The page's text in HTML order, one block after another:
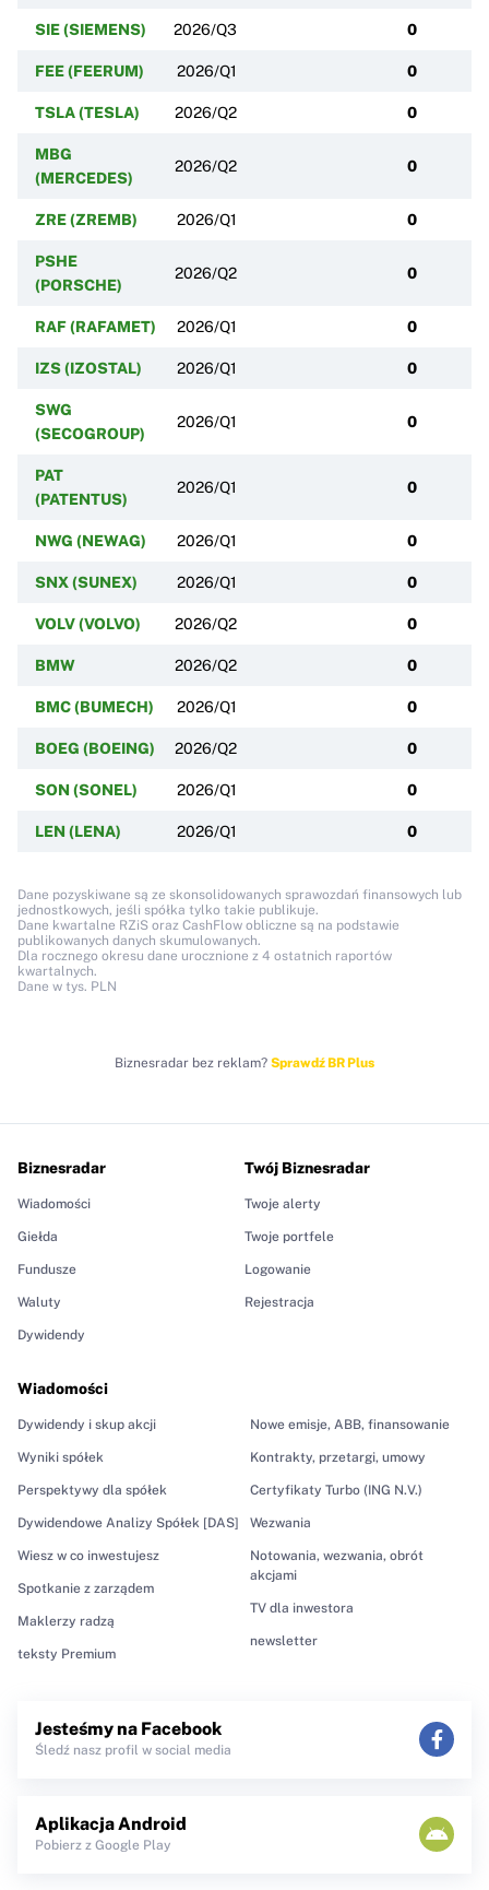
SIE (SIEMENS) 2026/Q3 0
FEE (FEERUM) 2026/Q1 0
TSLA (TESLA) 2026/Q2 0
MBG
(MERCEDES)
2026/Q2 0
ZRE (ZREMB) 2026/Q1 0
PSHE
(PORSCHE)
2026/Q2 0
RAF (RAFAMET) 2026/Q1 0
IZS (IZOSTAL) 2026/Q1 0
SWG
(SECOGROUP)
2026/Q1 0
PAT
(PATENTUS)
2026/Q1 0
NWG (NEWAG) 2026/Q1 0
SNX (SUNEX) 2026/Q1 0
VOLV (VOLVO) 2026/Q2 0
BMW 2026/Q2 0
BMC (BUMECH) 2026/Q1 0
BOEG (BOEING) 2026/Q2 0
SON (SONEL) 2026/Q1 0
LEN (LENA) 2026/Q1 0
Dane pozyskiwane są ze skonsolidowanych sprawozdań finansowych lub
jednostkowych, jeśli spółka tylko takie publikuje.
Dane kwartalne RZiS oraz CashFlow obliczne są na podstawie
publikowanych danych skumulowanych.
Dla rocznego okresu dane urocznione z 4 ostatnich raportów
kwartalnych.
Dane w tys. PLN
Biznesradar bez reklam? Sprawdź BR Plus
Biznesradar
Wiadomości
Giełda
Fundusze
Waluty
Dywidendy
Wiadomości
Dywidendy i skup akcji
Wyniki spółek
Perspektywy dla spółek
Dywidendowe Analizy Spółek [DAS]
Wiesz w co inwestujesz
Spotkanie z zarządem
Maklerzy radzą
teksty Premium
Nowe emisje, ABB, finansowanie
Kontrakty, przetargi, umowy
Certyfikaty Turbo (ING N.V.)
Wezwania
Notowania, wezwania, obrót
akcjami
TV dla inwestora
newsletter
Twój Biznesradar
Twoje alerty
Twoje portfele
Logowanie
Rejestracja
Jesteśmy na Facebook
Śledź nasz profil w social media
Aplikacja Android
Pobierz z Google Play